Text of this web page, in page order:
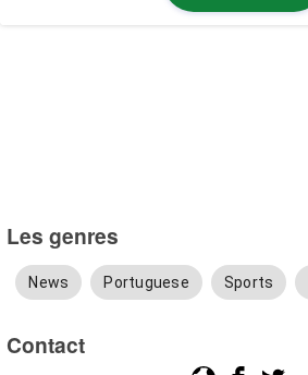
Les genres
News Portuguese Sports
Contact